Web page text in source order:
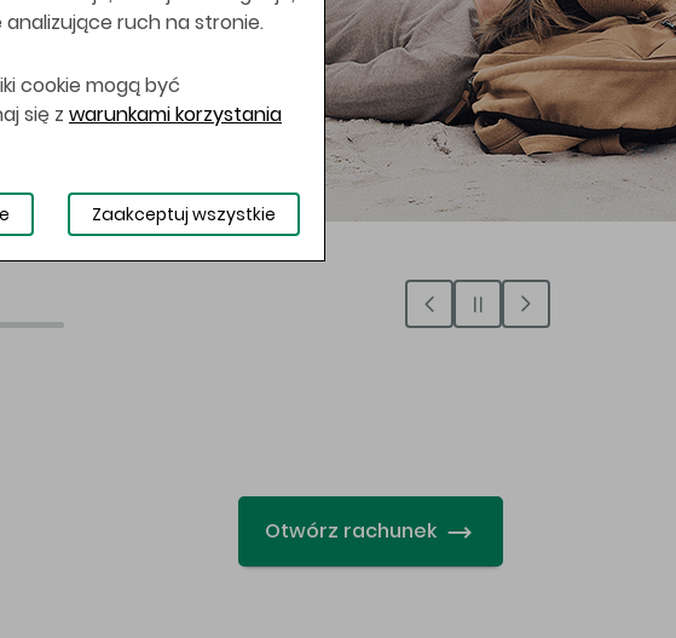
Otwórz rachunek
ruch na stronie.
cookie mogą być
się z warunkami korzystania
Zaakceptuj wszystkie